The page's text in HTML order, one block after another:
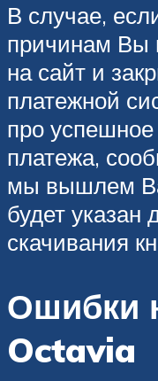
В случае,
причинам Вы
на сайт и
платежной
про
платежа,
мы вышлем
будет указан
скачивания
Ошибки
Octavia